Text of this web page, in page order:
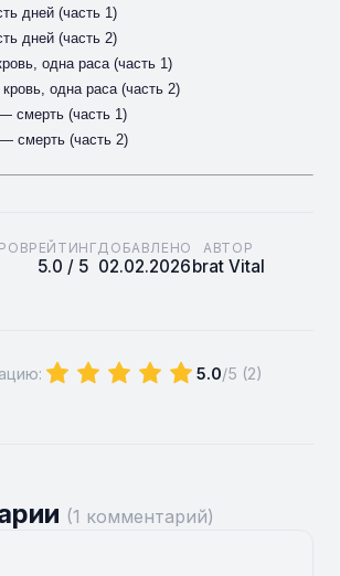
дней (часть 1)
дней (часть 2)
одна раса (часть 1)
одна раса (часть 2)
смерть (часть 1)
смерть (часть 2)
РЕЙТИНГ
5.0 / 5
ДОБАВЛЕНО
02.02.2026
АВТОР
brat Vital
5.0/5 (2)
(1 комментарий)